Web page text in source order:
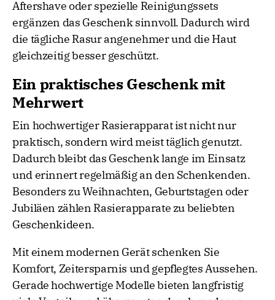
Aftershave oder spezielle Reinigungssets
ergänzen das Geschenk sinnvoll. Dadurch wird
die tägliche Rasur angenehmer und die Haut
gleichzeitig besser geschützt.
Ein praktisches Geschenk mit
Mehrwert
Ein hochwertiger Rasierapparat ist nicht nur
praktisch, sondern wird meist täglich genutzt.
Dadurch bleibt das Geschenk lange im Einsatz
und erinnert regelmäßig an den Schenkenden.
Besonders zu Weihnachten, Geburtstagen oder
Jubiläen zählen Rasierapparate zu beliebten
Geschenkideen.
Mit einem modernen Gerät schenken Sie
Komfort, Zeitersparnis und gepflegtes Aussehen.
Gerade hochwertige Modelle bieten langfristig